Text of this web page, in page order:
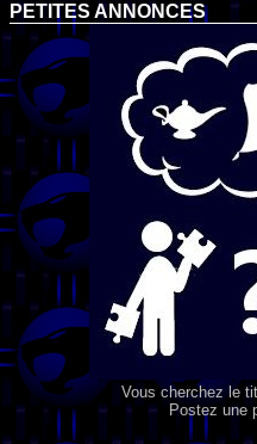
PETITES ANNONCES
Vous cherchez le
Postez une